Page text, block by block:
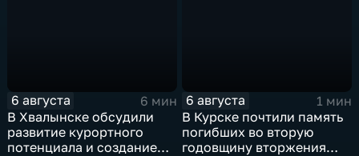
6 августа
6 мин
В Хвалынске обсудили
развитие курортного
потенциала и создание
6 августа
1 мин
В Курске почтили память
погибших во вторую
годовщину вторжения